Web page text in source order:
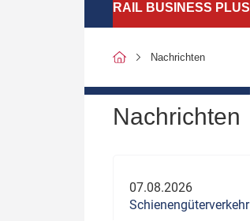
RAIL BUSINESS PLUS
SPNV-Marktdaten
Politik
Nachrichten
Nachrichten
07.08.2026
Schienengüterverkehr